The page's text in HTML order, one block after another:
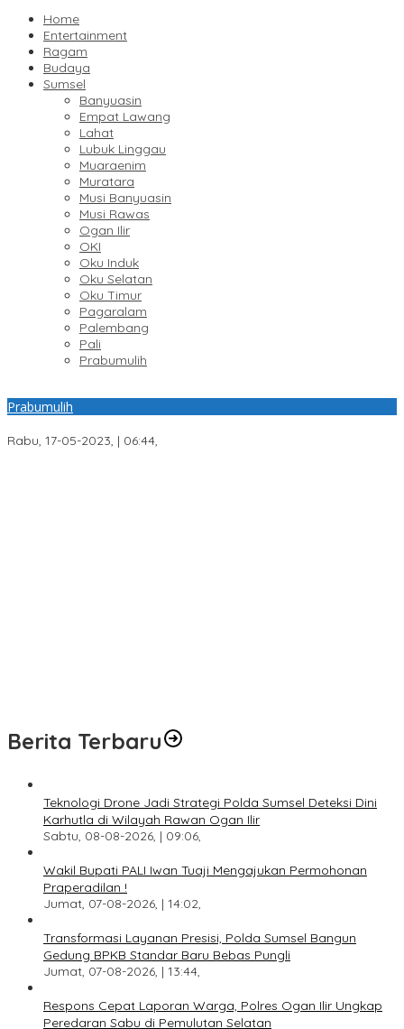
Home
Entertainment
Ragam
Budaya
Sumsel
Banyuasin
Empat Lawang
Lahat
Lubuk Linggau
Muaraenim
Muratara
Musi Banyuasin
Musi Rawas
Ogan Ilir
OKI
Oku Induk
Oku Selatan
Oku Timur
Pagaralam
Palembang
Pali
Prabumulih
Prabumulih
Rabu, 17-05-2023, | 06:44,
Berita Terbaru
Teknologi Drone Jadi Strategi Polda Sumsel Deteksi Dini
Karhutla di Wilayah Rawan Ogan Ilir
Sabtu, 08-08-2026, | 09:06,
Wakil Bupati PALI Iwan Tuaji Mengajukan Permohonan
Praperadilan !
Jumat, 07-08-2026, | 14:02,
Transformasi Layanan Presisi, Polda Sumsel Bangun
Gedung BPKB Standar Baru Bebas Pungli
Jumat, 07-08-2026, | 13:44,
Respons Cepat Laporan Warga, Polres Ogan Ilir Ungkap
Peredaran Sabu di Pemulutan Selatan